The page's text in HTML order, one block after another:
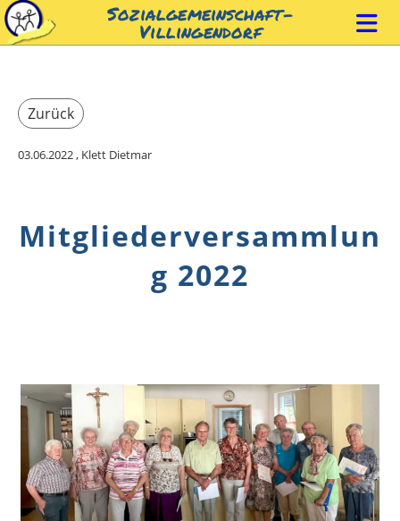
Sozialgemeinschaft-
Villingendorf
Zurück
03.06.2022, Klett Dietmar
Mitgliederversammlun
g 2022